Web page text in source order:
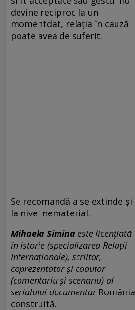
devine reciproc la un
momentdat, relația în cauză
poate avea de suferit.
Se recomandă a se extinde și
la nivel nematerial.
Mihaela Simina este licențiată
în istorie (specializarea Relații
Internaționale), scriitor,
coprezentator și coautor
(comentariu și scenariu) al
serialului documentar România
construită.